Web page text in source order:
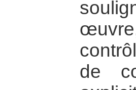
de